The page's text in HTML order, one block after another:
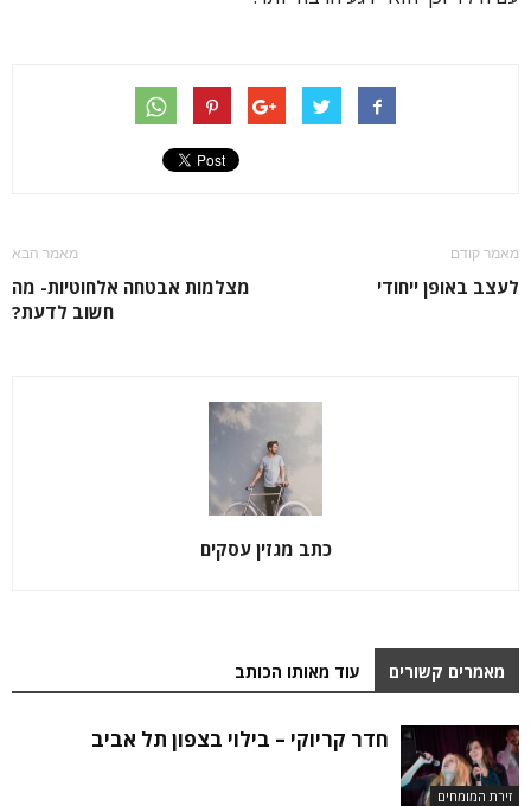
מאמר קודם
לעצב באופן ייחודי
מאמר הבא
מצלמות אבטחה אלחוטיות- מה
חשוב לדעת?
כתב מגזין עסקים
מאמרים קשורים עוד מאותו הכותב
זירת המומחים
חדר קריוקי – בילוי בצפון תל אביב